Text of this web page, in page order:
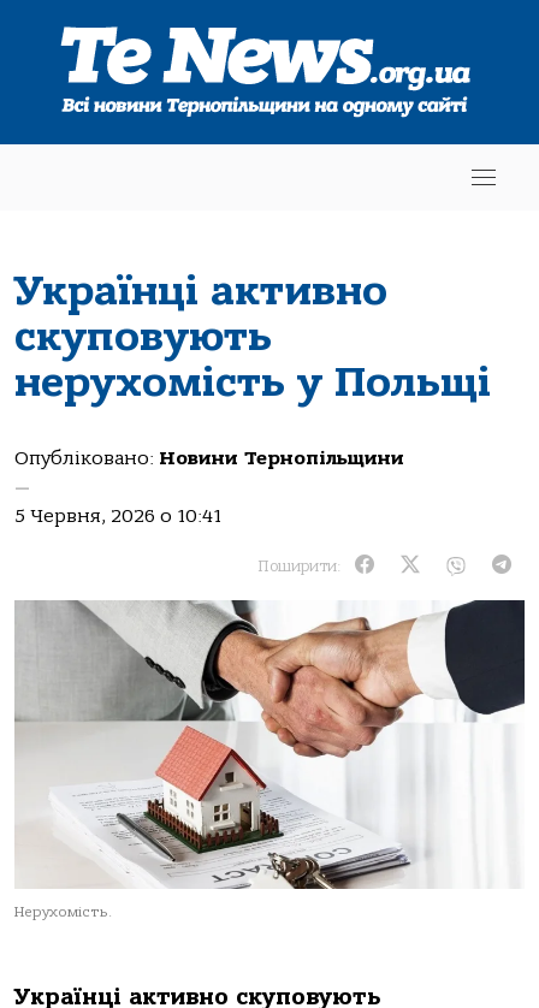
Українці активно
скуповують
нерухомість у Польщі
Опубліковано: Новини Тернопільщини
—
5 Червня, 2026 о 10:41
Поширити:
Нерухомість.
Українці активно скуповують